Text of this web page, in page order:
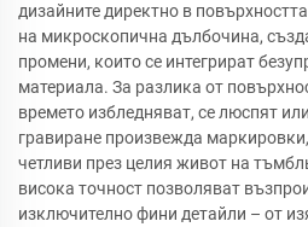
дизайните директно в
на микроскопична дълбочина,
промени, които се интегрират
материала. За разлика от
времето избледняват, се люспят
гравиране произвежда
четливи през целия живот на
висока точност позволяват
изключително фини детайли – от